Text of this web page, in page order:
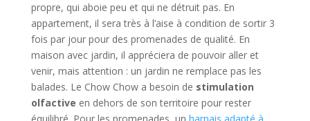
propre, qui aboie peu et qui ne détruit pas. En
appartement, il sera très à l’aise à condition de sortir 3
fois par jour pour des promenades de qualité. En
maison avec jardin, il appréciera de pouvoir aller et
venir, mais attention : un jardin ne remplace pas les
balades. Le Chow Chow a besoin de stimulation
olfactive en dehors de son territoire pour rester